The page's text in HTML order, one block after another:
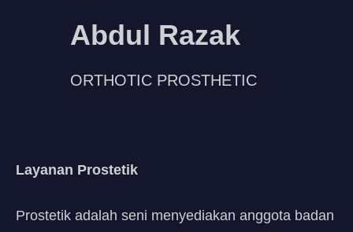
Abdul Razak
ORTHOTIC PROSTHETIC
Layanan Prostetik
Prostetik adalah seni menyediakan anggota badan